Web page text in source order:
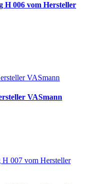
H 006 vom Hersteller
VASmann